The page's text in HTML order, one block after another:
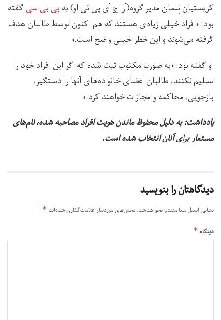
کریستیان نِلمان مدیر گروه(آر اچ آی پی تی او) بهبی بی سیگفته
بود: «افراد خیلی زیادی هستند که هم اکنون توسط طالبان هدف
گرفته می‌شوند و این خطر خیلی واضح است.»
او گفته بود: «به صورت مکتوب ثبت شده که اگر این افراد خود را
تسلیم نکنند، طالبان اعضای خانواده‌های آنها را دستگیر،
بازجویی، محاکمه و مجازات خواهند کرد.»
یادداشت: به دلیل محفوظ ماندن هویت افراد مصاحبه شده، نام‌های
مستعار برای آنان انتخاب شده است.
دیدگاهتان را بنویسید
نشانی ایمیل شما منتشر نخواهد شد. بخش‌های موردنیاز علامت‌گذاری شده‌اند *
دیدگاه *